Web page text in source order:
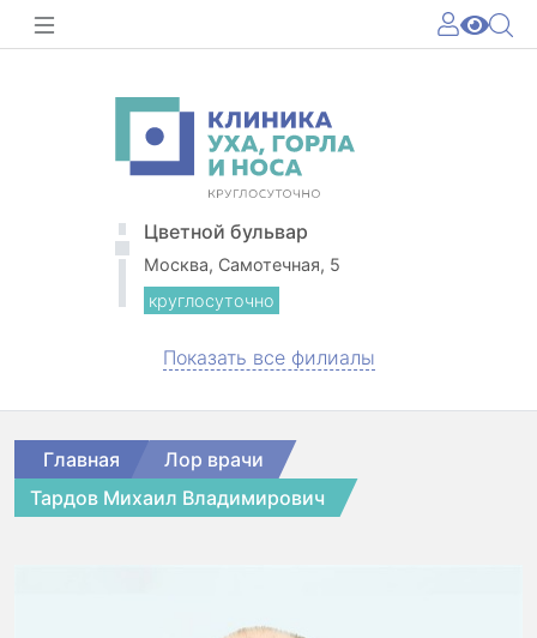
Цветной бульвар
Москва, Самотечная, 5
круглосуточно
Показать все филиалы
Главная
Лор врачи
Тардов Михаил Владимирович